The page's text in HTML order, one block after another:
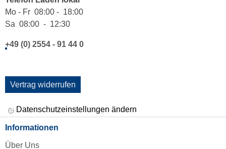
Mo - Fr 08:00 - 18:00
Sa 08:00 - 12:30
+49 (0) 2554 - 91 44 0
Vertrag widerrufen
Datenschutzeinstellungen ändern
Informationen
Über Uns